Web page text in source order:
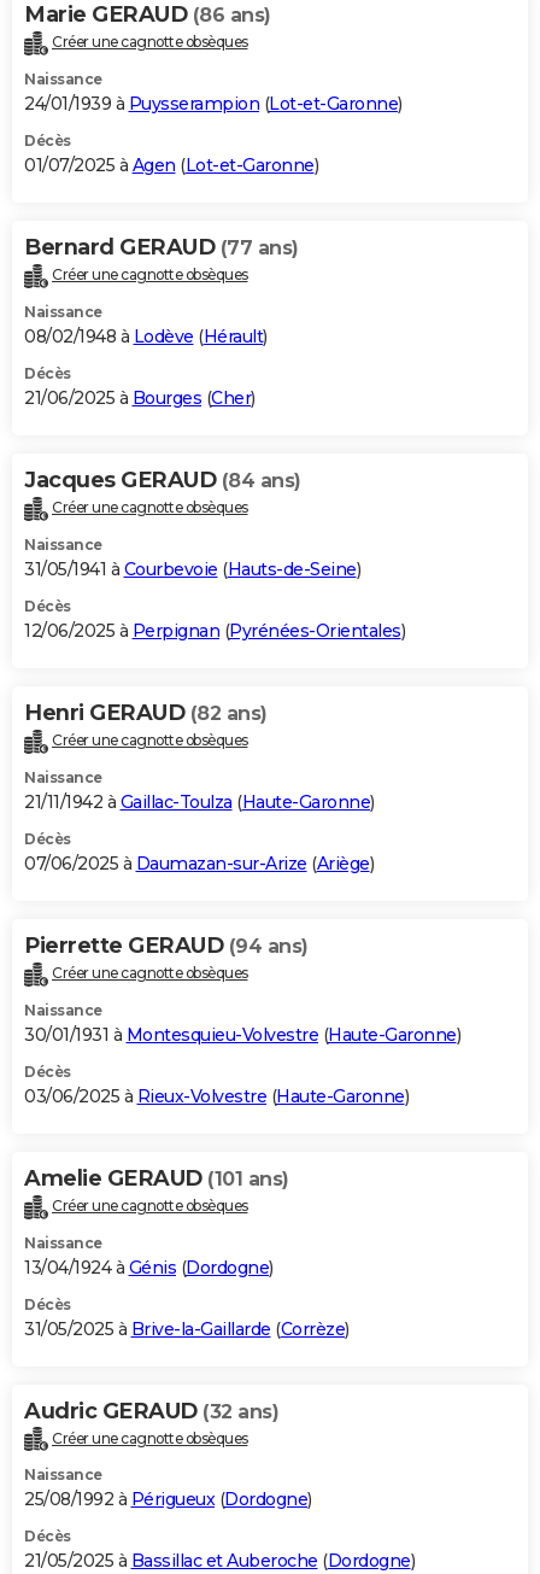
Marie GERAUD (86 ans)
Créer une cagnotte obsèques
Naissance
24/01/1939 à Puysserampion (Lot-et-Garonne)
Décès
01/07/2025 à Agen (Lot-et-Garonne)
Bernard GERAUD (77 ans)
Créer une cagnotte obsèques
Naissance
08/02/1948 à Lodève (Hérault)
Décès
21/06/2025 à Bourges (Cher)
Jacques GERAUD (84 ans)
Créer une cagnotte obsèques
Naissance
31/05/1941 à Courbevoie (Hauts-de-Seine)
Décès
12/06/2025 à Perpignan (Pyrénées-Orientales)
Henri GERAUD (82 ans)
Créer une cagnotte obsèques
Naissance
21/11/1942 à Gaillac-Toulza (Haute-Garonne)
Décès
07/06/2025 à Daumazan-sur-Arize (Ariège)
Pierrette GERAUD (94 ans)
Créer une cagnotte obsèques
Naissance
30/01/1931 à Montesquieu-Volvestre (Haute-Garonne)
Décès
03/06/2025 à Rieux-Volvestre (Haute-Garonne)
Amelie GERAUD (101 ans)
Créer une cagnotte obsèques
Naissance
13/04/1924 à Génis (Dordogne)
Décès
31/05/2025 à Brive-la-Gaillarde (Corrèze)
Audric GERAUD (32 ans)
Créer une cagnotte obsèques
Naissance
25/08/1992 à Périgueux(Dordogne)
Décès
21/05/2025 à Bassillac et Auberoche (Dordogne)